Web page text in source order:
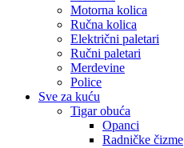
Motorna kolica
Ručna kolica
Električni paletari
Ručni paletari
Merdevine
Police
Sve za kuću
Tigar obuća
Opanci
Radničke čizme